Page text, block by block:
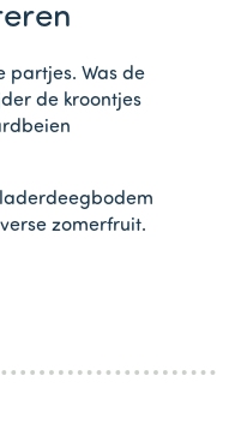
partjes. Was de
de kroontjes
zomerfruit.